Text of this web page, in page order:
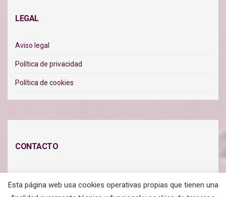
LEGAL
Aviso legal
Política de privacidad
Política de cookies
CONTACTO
Habla conmigo y te ayudo:
Esta página web usa cookies operativas propias que tienen una